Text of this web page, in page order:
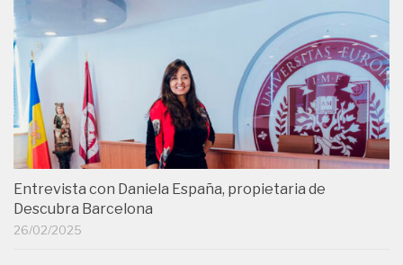
Entrevista con Daniela España, propietaria de
Descubra Barcelona
26/02/2025